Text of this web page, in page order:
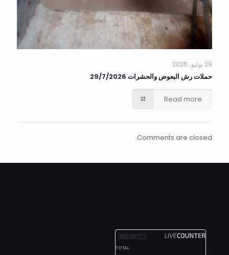
29 يوليو، 2026
حملات رش البعوض والحشرات 29/7/2026
Read more
Comments are closed.
3608022
TOTAL